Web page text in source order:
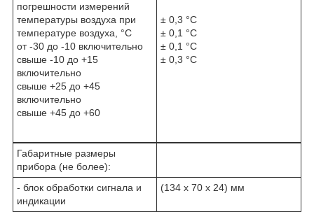
погрешности измерений
температуры воздуха при
температуре воздуха, °С
от -30 до -10 включительно
свыше -10 до +15
включительно
свыше +25 до +45
включительно
свыше +45 до +60
± 0,3 °С
± 0,1 °С
± 0,1 °С
± 0,3 °С
Габаритные размеры
прибора (не более):
- блок обработки сигнала и
индикации
(134 х 70 х 24) мм